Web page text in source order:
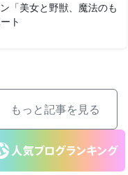
「美女と野獣、魔法のも
ト
もっと記事を見る